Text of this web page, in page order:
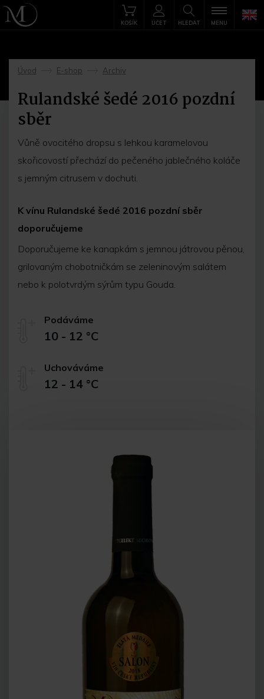
HLEDAT
KOŠÍK ÚČET MENU
Úvod
->
E-shop
->
Archiv
Rulandské šedé 2016 pozdní
sběr
Vůně ovocitého dropsu s lehkou karamelovou
skořicovostí přechází do pečeného jablečného koláče
s jemným citrusem v dochuti.
K vínu Rulandské šedé 2016 pozdní sběr
doporučujeme
Doporučujeme ke kanapkám s jemnou játrovou pěnou,
grilovaným chobotničkám se zeleninovým salátem
nebo k polotvrdým sýrům typu Gouda.
Podáváme
10 - 12 °C
Uchováváme
12 - 14 °C